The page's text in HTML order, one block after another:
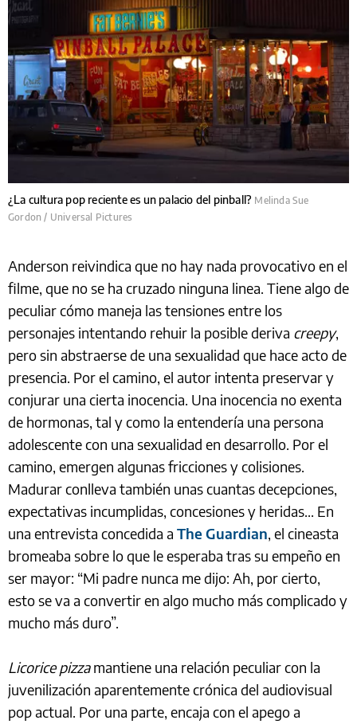
¿La cultura pop reciente es un palacio del pinball? Melinda Sue
Gordon / Universal Pictures
Anderson reivindica que no hay nada provocativo en el
filme, que no se ha cruzado ninguna linea. Tiene algo de
peculiar cómo maneja las tensiones entre los
personajes intentando rehuir la posible deriva creepy,
pero sin abstraerse de una sexualidad que hace acto de
presencia. Por el camino, el autor intenta preservar y
conjurar una cierta inocencia. Una inocencia no exenta
de hormonas, tal y como la entendería una persona
adolescente con una sexualidad en desarrollo. Por el
camino, emergen algunas fricciones y colisiones.
Madurar conlleva también unas cuantas decepciones,
expectativas incumplidas, concesiones y heridas... En
una entrevista concedida a The Guardian, el cineasta
bromeaba sobre lo que le esperaba tras su empeño en
ser mayor: “Mi padre nunca me dijo: Ah, por cierto,
esto se va a convertir en algo mucho más complicado y
mucho más duro”.
Licorice pizzamantiene una relación peculiar con la
juvenilización aparentemente crónica del audiovisual
pop actual. Por una parte, encaja con el apego a